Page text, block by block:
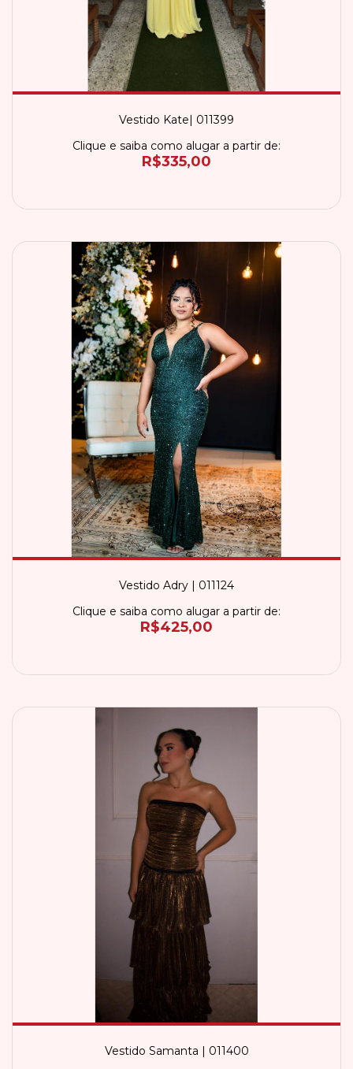
Vestido Kate| 011399
Clique e saiba como alugar a partir de:
R$335,00
Vestido Adry | 011124
Clique e saiba como alugar a partir de:
R$425,00
Vestido Samanta | 011400